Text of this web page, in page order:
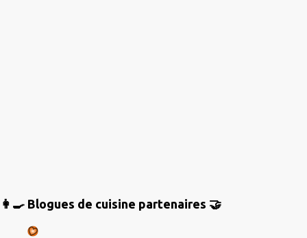
👩‍🍳 Blogues de cuisine partenaires 🤝